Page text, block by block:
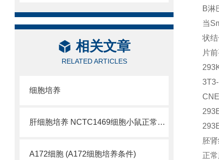
相关文章
RELATED ARTICLES
细胞培养
肝细胞培养 NCTC1469细胞小鼠正常肝细胞
A172细胞 (A172细胞培养条件)
B淋
当
状
片
胚
正